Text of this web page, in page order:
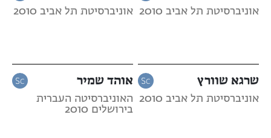
אוניברסיטת תל אביב 2010 אוניברסיטת תל אביב 2010
שרגא שוורץ
אוניברסיטת תל אביב 2010
אוהד שמיר
האוניברסיטה העברית
בירושלים 2010